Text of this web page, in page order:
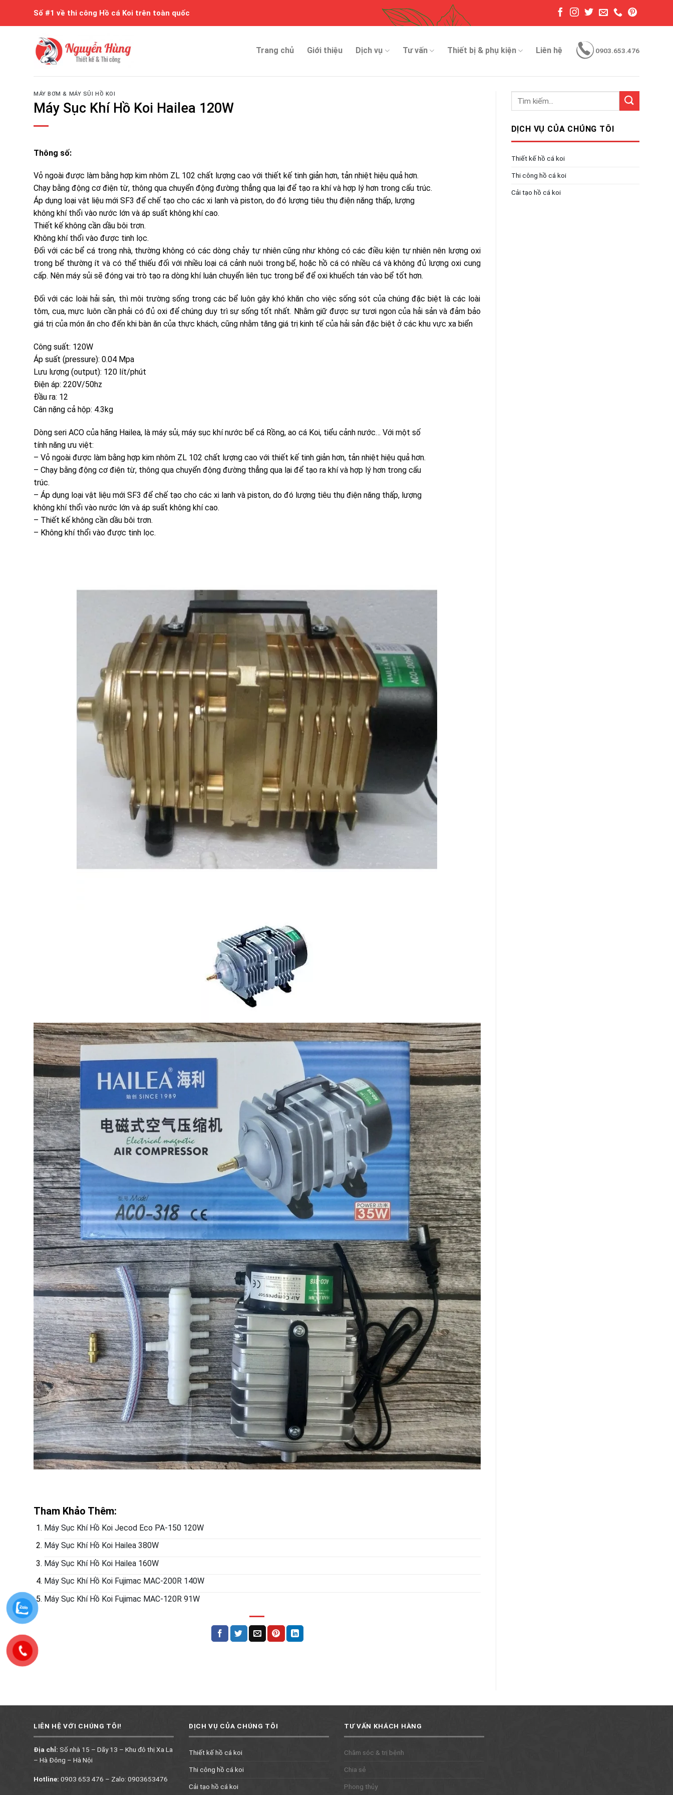
Số #1 về thi công Hồ cá Koi trên toàn quốc
Trang chủ Giới thiệu Dịch vụ Tư vấn Thiết bị & phụ kiện Liên hệ 0903.653.476
MÁY BƠM & MÁY SỦI HỒ KOI
Máy Sục Khí Hồ Koi Hailea 120W
Thông số:
Vỏ ngoài được làm bằng hợp kim nhôm ZL 102 chất lượng cao với thiết kế tinh giản hơn, tản nhiệt hiệu quả hơn.
Chạy bằng động cơ điện từ, thông qua chuyển động đường thẳng qua lại để tạo ra khí và hợp lý hơn trong cấu trúc.
Áp dụng loại vật liệu mới SF3 để chế tạo cho các xi lanh và piston, do đó lượng tiêu thụ điện năng thấp, lượng
không khí thổi vào nước lớn và áp suất không khí cao.
Thiết kế không cần dầu bôi trơn.
Không khí thổi vào được tinh lọc.
Đối với các bể cá trong nhà, thường không có các dòng chảy tự nhiên cũng như không có các điều kiện tự nhiên nên lượng oxi
trong bể thường ít và có thể thiếu đối với nhiều loại cá cảnh nuôi trong bể, hoặc hồ cá có nhiều cá và không đủ lượng oxi cung
cấp. Nên máy sủi sẽ đóng vai trò tạo ra dòng khí luân chuyển liên tục trong bể để oxi khuếch tán vào bể tốt hơn.
Đối với các loài hải sản, thì môi trường sống trong các bể luôn gây khó khăn cho việc sống sót của chúng đặc biệt là các loài
tôm, cua, mực luôn cần phải có đủ oxi để chúng duy trì sự sống tốt nhất. Nhằm giữ được sự tươi ngon của hải sản và đảm bảo
giá trị của món ăn cho đến khi bàn ăn của thực khách, cũng nhằm tăng giá trị kinh tế của hải sản đặc biệt ở các khu vực xa biển
Công suất: 120W
Áp suất (pressure): 0.04 Mpa
Lưu lượng (output): 120 lít/phút
Điện áp: 220V/50hz
Đầu ra: 12
Cân nặng cả hộp: 4.3kg
Dòng seri ACO của hãng Hailea, là máy sủi, máy sục khí nước bể cá Rồng, ao cá Koi, tiểu cảnh nước… Với một số
tính năng ưu việt:
– Vỏ ngoài được làm bằng hợp kim nhôm ZL 102 chất lượng cao với thiết kế tinh giản hơn, tản nhiệt hiệu quả hơn.
– Chạy bằng động cơ điện từ, thông qua chuyển động đường thẳng qua lại để tạo ra khí và hợp lý hơn trong cấu
trúc.
– Áp dụng loại vật liệu mới SF3 để chế tạo cho các xi lanh và piston, do đó lượng tiêu thụ điện năng thấp, lượng
không khí thổi vào nước lớn và áp suất không khí cao.
– Thiết kế không cần dầu bôi trơn.
– Không khí thổi vào được tinh lọc.
Tham Khảo Thêm:
Máy Sục Khí Hồ Koi Jecod Eco PA-150 120W
Máy Sục Khí Hồ Koi Hailea 380W
Máy Sục Khí Hồ Koi Hailea 160W
Máy Sục Khí Hồ Koi Fujimac MAC-200R 140W
Máy Sục Khí Hồ Koi Fujimac MAC-120R 91W
DỊCH VỤ CỦA CHÚNG TÔI
Thiết kế hồ cá koi
Thi công hồ cá koi
Cải tạo hồ cá koi
LIÊN HỆ VỚI CHÚNG TÔI!
Địa chỉ: Số nhà 15 – Dãy 13 – Khu đô thị Xa La
– Hà Đông – Hà Nội
Hotline: 0903 653 476 – Zalo: 0903653476
DỊCH VỤ CỦA CHÚNG TÔI
Thiết kế hồ cá koi
Thi công hồ cá koi
Cải tạo hồ cá koi
TƯ VẤN KHÁCH HÀNG
Chăm sóc & trị bệnh
Chia sẻ
Phong thủy